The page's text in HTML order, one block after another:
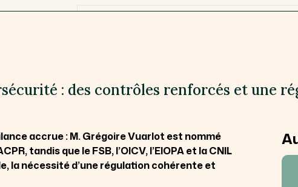
: des contrôles renforcés et une
accrue : M. Grégoire Vuarlot est nommé
tandis que le FSB, l’OICV, l’EIOPA et la CNIL
la nécessité d’une régulation cohérente et